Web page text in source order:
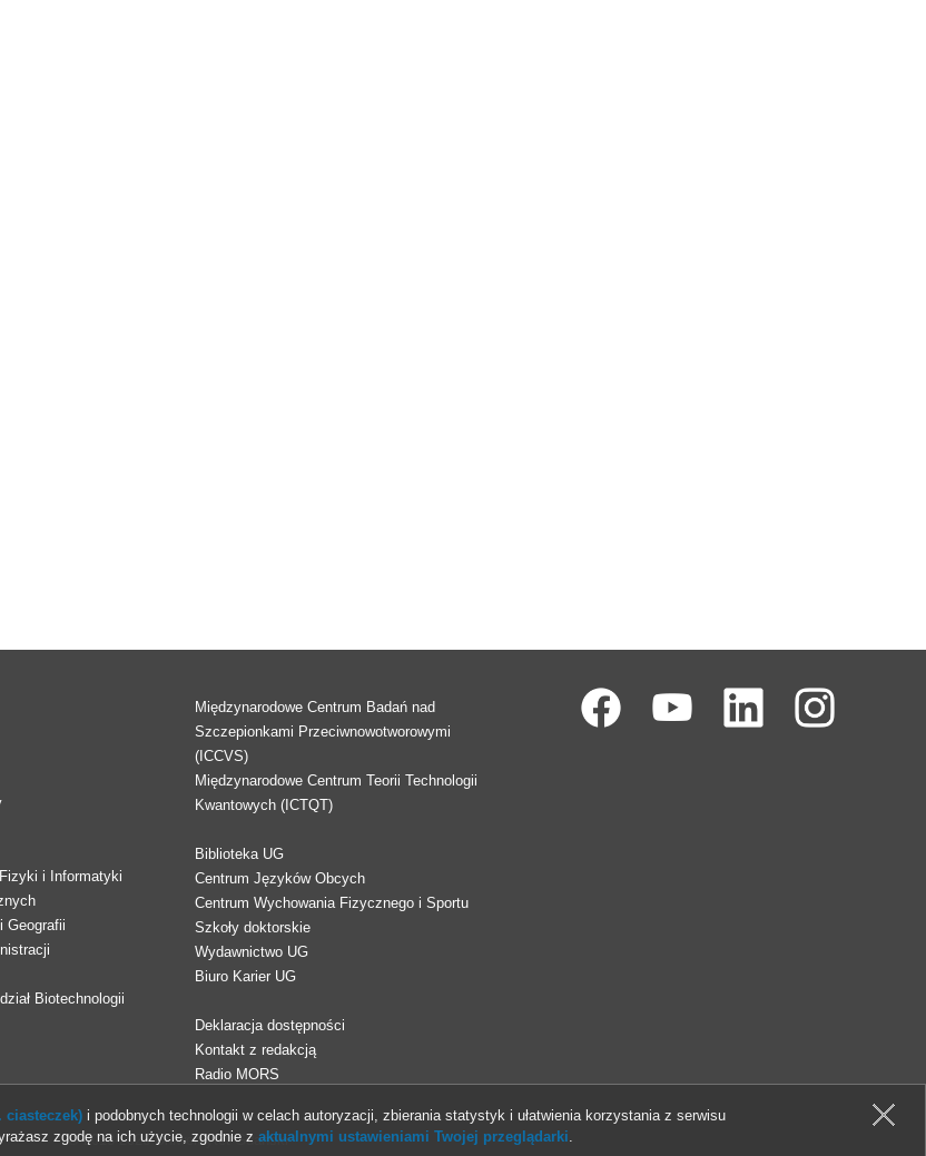
i Informatyki
Geografii
Biotechnologii
Międzynarodowe Centrum Badań nad
Szczepionkami Przeciwnowotworowymi
(ICCVS)
Międzynarodowe Centrum Teorii Technologii
Kwantowych (ICTQT)
Biblioteka UG
Centrum Języków Obcych
Centrum Wychowania Fizycznego i Sportu
Szkoły doktorskie
Wydawnictwo UG
Biuro Karier UG
Deklaracja dostępności
Kontakt z redakcją
Radio MORS
© 2013-2026 Uniwersytet Gdański
ciasteczek)i podobnych technologii w celach autoryzacji, zbierania statystyk i ułatwienia korzystania z serwisu
zgodę na ich użycie, zgodnie z aktualnymi ustawieniami Twojej przeglądarki.